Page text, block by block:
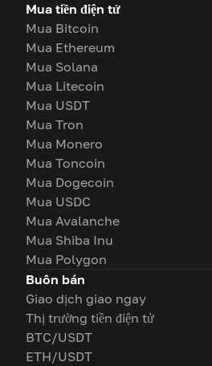
Mua tiền điện tử
Mua Bitcoin
Mua Ethereum
Mua Solana
Mua Litecoin
Mua USDT
Mua Tron
Mua Monero
Mua Toncoin
Mua Dogecoin
Mua USDC
Mua Avalanche
Mua Shiba Inu
Mua Polygon
Buôn bán
Giao dịch giao ngay
Thị trường tiền điện tử
BTC/USDT
ETH/USDT